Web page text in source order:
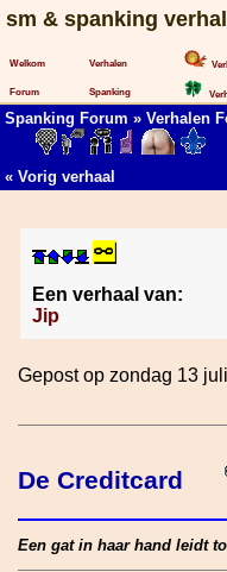
sm & spanking
Welkom
Forum
Verhalen
Spanking
Spanking Forum » Verhalen
« Vorig verhaal
Een verhaal van:
Jip
Gepost op zondag 13
De Creditcard
Een gat in haar hand leidt